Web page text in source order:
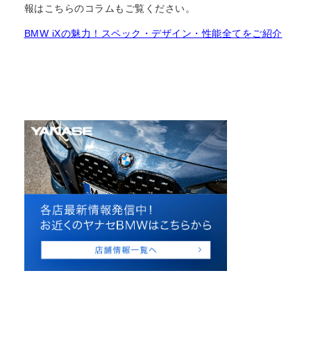
報はこちらのコラムもご覧ください。
BMW iXの魅力！スペック・デザイン・性能全てをご紹介